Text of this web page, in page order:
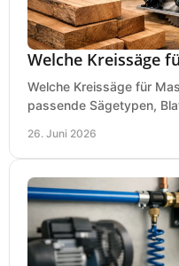
Welche Kreissäge
Welche Kreissäge für
passende Sägetypen,
26. Juni 2026